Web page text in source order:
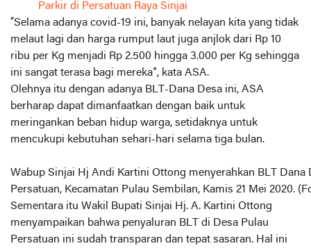
Parkir di Persatuan Raya Sinjai
“Selama adanya covid-19 ini, banyak nelayan kita yang tidak
melaut lagi dan harga rumput laut juga anjlok dari Rp 10
ribu per Kg menjadi Rp 2.500 hingga 3.000 per Kg sehingga
ini sangat terasa bagi mereka”, kata ASA.
Olehnya itu dengan adanya BLT-Dana Desa ini, ASA
berharap dapat dimanfaatkan dengan baik untuk
meringankan beban hidup warga, setidaknya untuk
mencukupi kebutuhan sehari-hari selama tiga bulan.
Wabup Sinjai Hj Andi Kartini Ottong menyerahkan BLT Dana
Persatuan, Kecamatan Pulau Sembilan, Kamis 21 Mei 2020.
Sementara itu Wakil Bupati Sinjai Hj. A. Kartini Ottong
menyampaikan bahwa penyaluran BLT di Desa Pulau
Persatuan ini sudah transparan dan tepat sasaran. Hal ini